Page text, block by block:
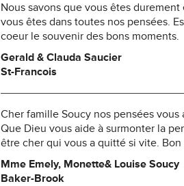
Nous savons que vous êtes
vous êtes dans toutes nos pensées.
coeur le souvenir des bons moments.
Gerald & Clauda Saucier
St-Francois
Cher famille Soucy nos pensées
Que Dieu vous aide à surmonter la
être cher qui vous a quitté si vite.
Mme Emely, Monette& Louise Soucy
Baker-Brook